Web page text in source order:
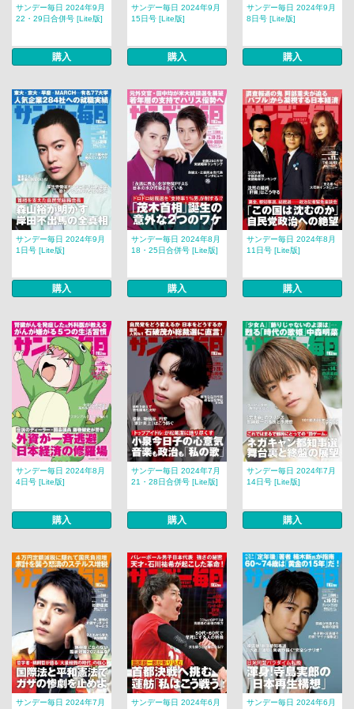
サンデー毎日 2024年9月
22・29日合併号 [Lite版]
購入
サンデー毎日 2024年9月
15日号 [Lite版]
購入
サンデー毎日 2024年9月
8日号 [Lite版]
購入
サンデー毎日 2024年9月
1日号 [Lite版]
購入
サンデー毎日 2024年8月
18・25日合併号 [Lite版]
購入
サンデー毎日 2024年8月
11日号 [Lite版]
購入
サンデー毎日 2024年8月
4日号 [Lite版]
購入
サンデー毎日 2024年7月
21・28日合併号 [Lite版]
購入
サンデー毎日 2024年7月
14日号 [Lite版]
購入
サンデー毎日 2024年7月 サンデー毎日 2024年6月 サンデー毎日 2024年6月